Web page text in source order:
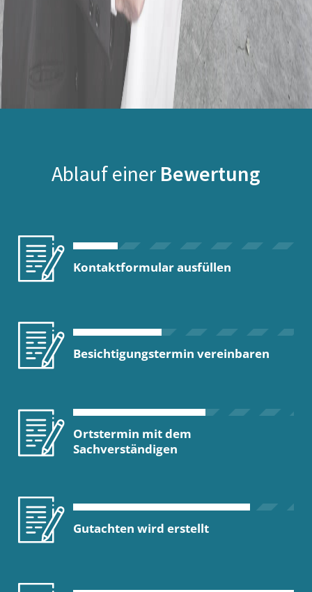
Ablauf einer Bewertung
Kontaktformular ausfüllen
Besichtigungstermin vereinbaren
Ortstermin mit dem
Sachverständigen
Gutachten wird erstellt